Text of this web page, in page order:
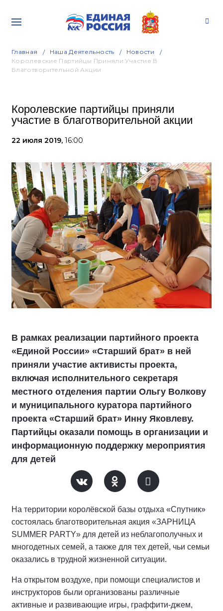
Главная Наша Деятельность
Новости
Королевские Партийцы Приняли Участие В
Благотворительной Акции
Королевские партийцы приняли
участие в благотворительной акции
22 июля 2019, 16:00
В рамках реализации партийного проекта
«Единой России» «Старший брат» в ней
приняли участие активисты проекта,
включая исполнительного секретаря
местного отделения партии Ольгу Волкову
и муниципального куратора партийного
проекта «Старший брат» Инну Яковлеву.
Партийцы оказали помощь в организации и
информационную поддержку мероприятия
для детей
На территории королёвской базы отдыха «Спутник»
состоялась благотворительная акция «ЗАРНИЦА
SUMMER PARTY» для детей из неблагополучных и
многодетных семей, а также для тех детей, чьи семьи
оказались в трудной жизненной ситуации.
На открытом воздухе, при помощи специалистов и
инструкторов были организованы различные
активные и развивающие игры, граффити-джем,